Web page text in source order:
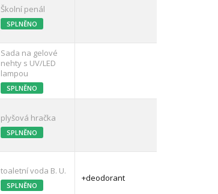
Školní penál
SPLNĚNO
Sada na gelové
nehty s UV/LED
lampou
SPLNĚNO
plyšová hračka
SPLNĚNO
toaletní voda B. U.
SPLNĚNO
+deodorant